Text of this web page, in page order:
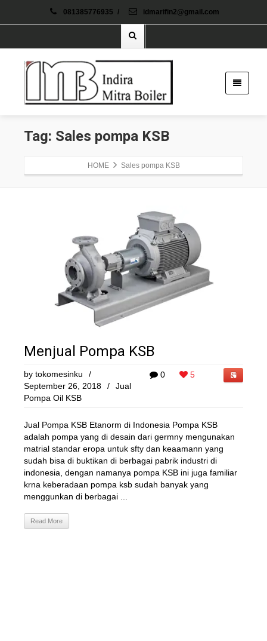
081385776935 / idmarifin2@gmail.com
Tag: Sales pompa KSB
HOME Sales pompa KSB
Menjual Pompa KSB
0 5
by tokomesinku
/
September 26, 2018
/
Jual
Pompa Oil KSB
Jual Pompa KSB Etanorm di Indonesia Pompa KSB
adalah pompa yang di desain dari germny mengunakan
matrial standar eropa untuk sfty dan keaamann yang
sudah bisa di buktikan di berbagai pabrik industri di
indonesia, dengan namanya pompa KSB ini juga familiar
krna keberadaan pompa ksb sudah banyak yang
menggunkan di berbagai ...
Read More